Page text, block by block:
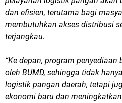
dan efisien, terutama bagi
membutuhkan akses distribusi
terjangkau.
“Ke depan, program
oleh BUMD, sehingga tidak
logistik pangan daerah, tetapi
ekonomi baru dan